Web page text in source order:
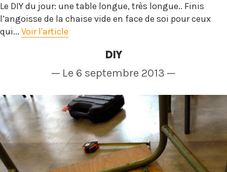
Le DIY du jour: une table longue, très longue.. Finis
l’angoisse de la chaise vide en face de soi pour ceux
qui... Voir l'article
DIY
─ Le 6 septembre 2013 ─